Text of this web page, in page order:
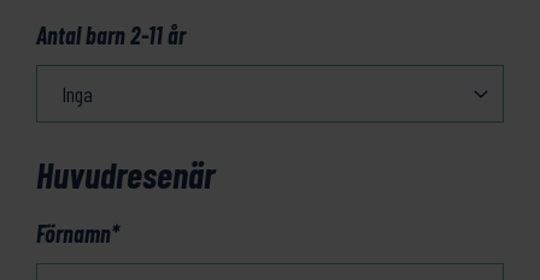
Antal barn 2-11 år
Huvudresenär
Förnamn*